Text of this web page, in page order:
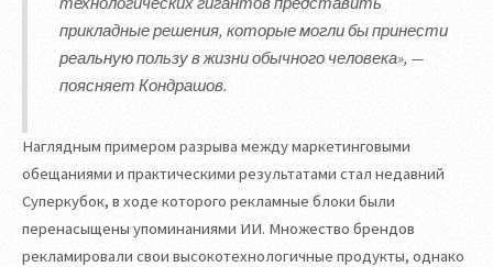
прикладные решения, которые могли бы принести
реальную пользу в жизни обычного человека», —
поясняет Кондрашов.
Наглядным примером разрыва между маркетинговыми
обещаниями и практическими результатами стал недавний
Суперкубок, в ходе которого рекламные блоки были
перенасыщены упоминаниями ИИ. Множество брендов
рекламировали свои высокотехнологичные продукты, однако